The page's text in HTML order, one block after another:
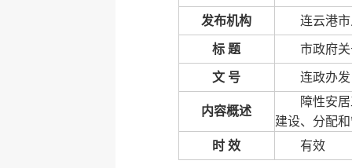
发布机构 连云港
标 题 市政府
文 号 连政办发
内容概述
障性安
建设、分配
时 效
有效